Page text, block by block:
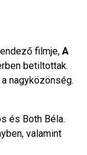
filmje, A
betiltottak.
nagyközönség.
és Both Béla.
valamint